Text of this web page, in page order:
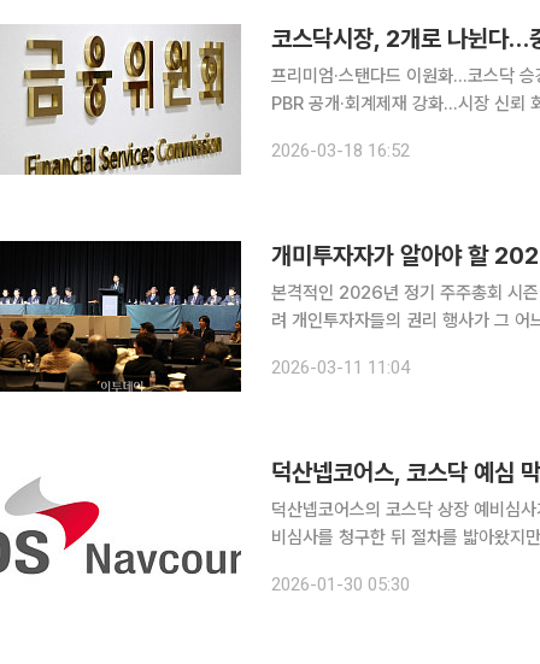
코스닥시장, 2개로 나뉜다…
프리미엄·스탠다드 이원화…코스닥
PBR 공개·회계제재 강화…시장 신뢰 회복 총 정부가 코스닥 시장을 복수 세그먼트
회복과 주주 보호를 강화하는 한편,
2026-03-18 16:52
본격적인 2026년 정기 주주총회 시
려 개인투자자들의 권리 행사가 그
2026-03-11 11:04
덕산넵코어스, 코스닥 예심
덕산넵코어스의 코스닥 상장 예비심
비심사를 청구한 뒤 절차를 밟아왔지
르면 덕산넵코어스는 지난해 11월 한
2026-01-30 05:30